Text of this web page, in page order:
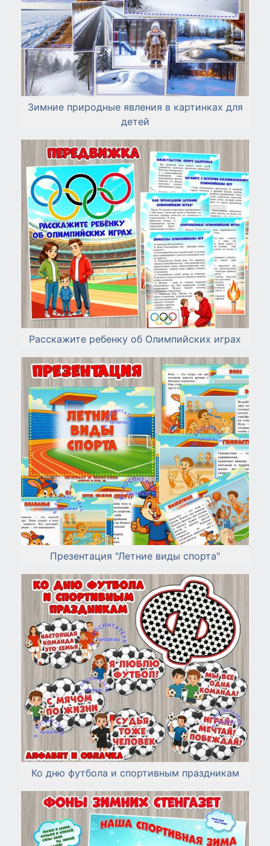
Зимние природные явления в картинках для
детей
Расскажите ребенку об Олимпийских играх
Презентация "Летние виды спорта"
Ко дню футбола и спортивным праздникам